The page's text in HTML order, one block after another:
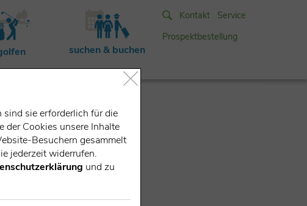
suchen & buchen
Kontakt
Service
Prospektbestellung
sind sie erforderlich für die
der Cookies unsere Inhalte
Besuchern gesammelt
jederzeit widerrufen.
und zu